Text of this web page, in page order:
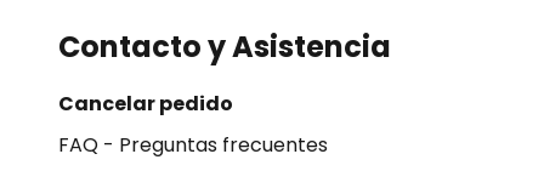
Contacto y Asistencia
Cancelar pedido
FAQ - Preguntas frecuentes